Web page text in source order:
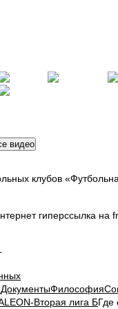
видео
клубов
гиперссылка на
ДокументыФилософия
LEON-Вторая лига БГде